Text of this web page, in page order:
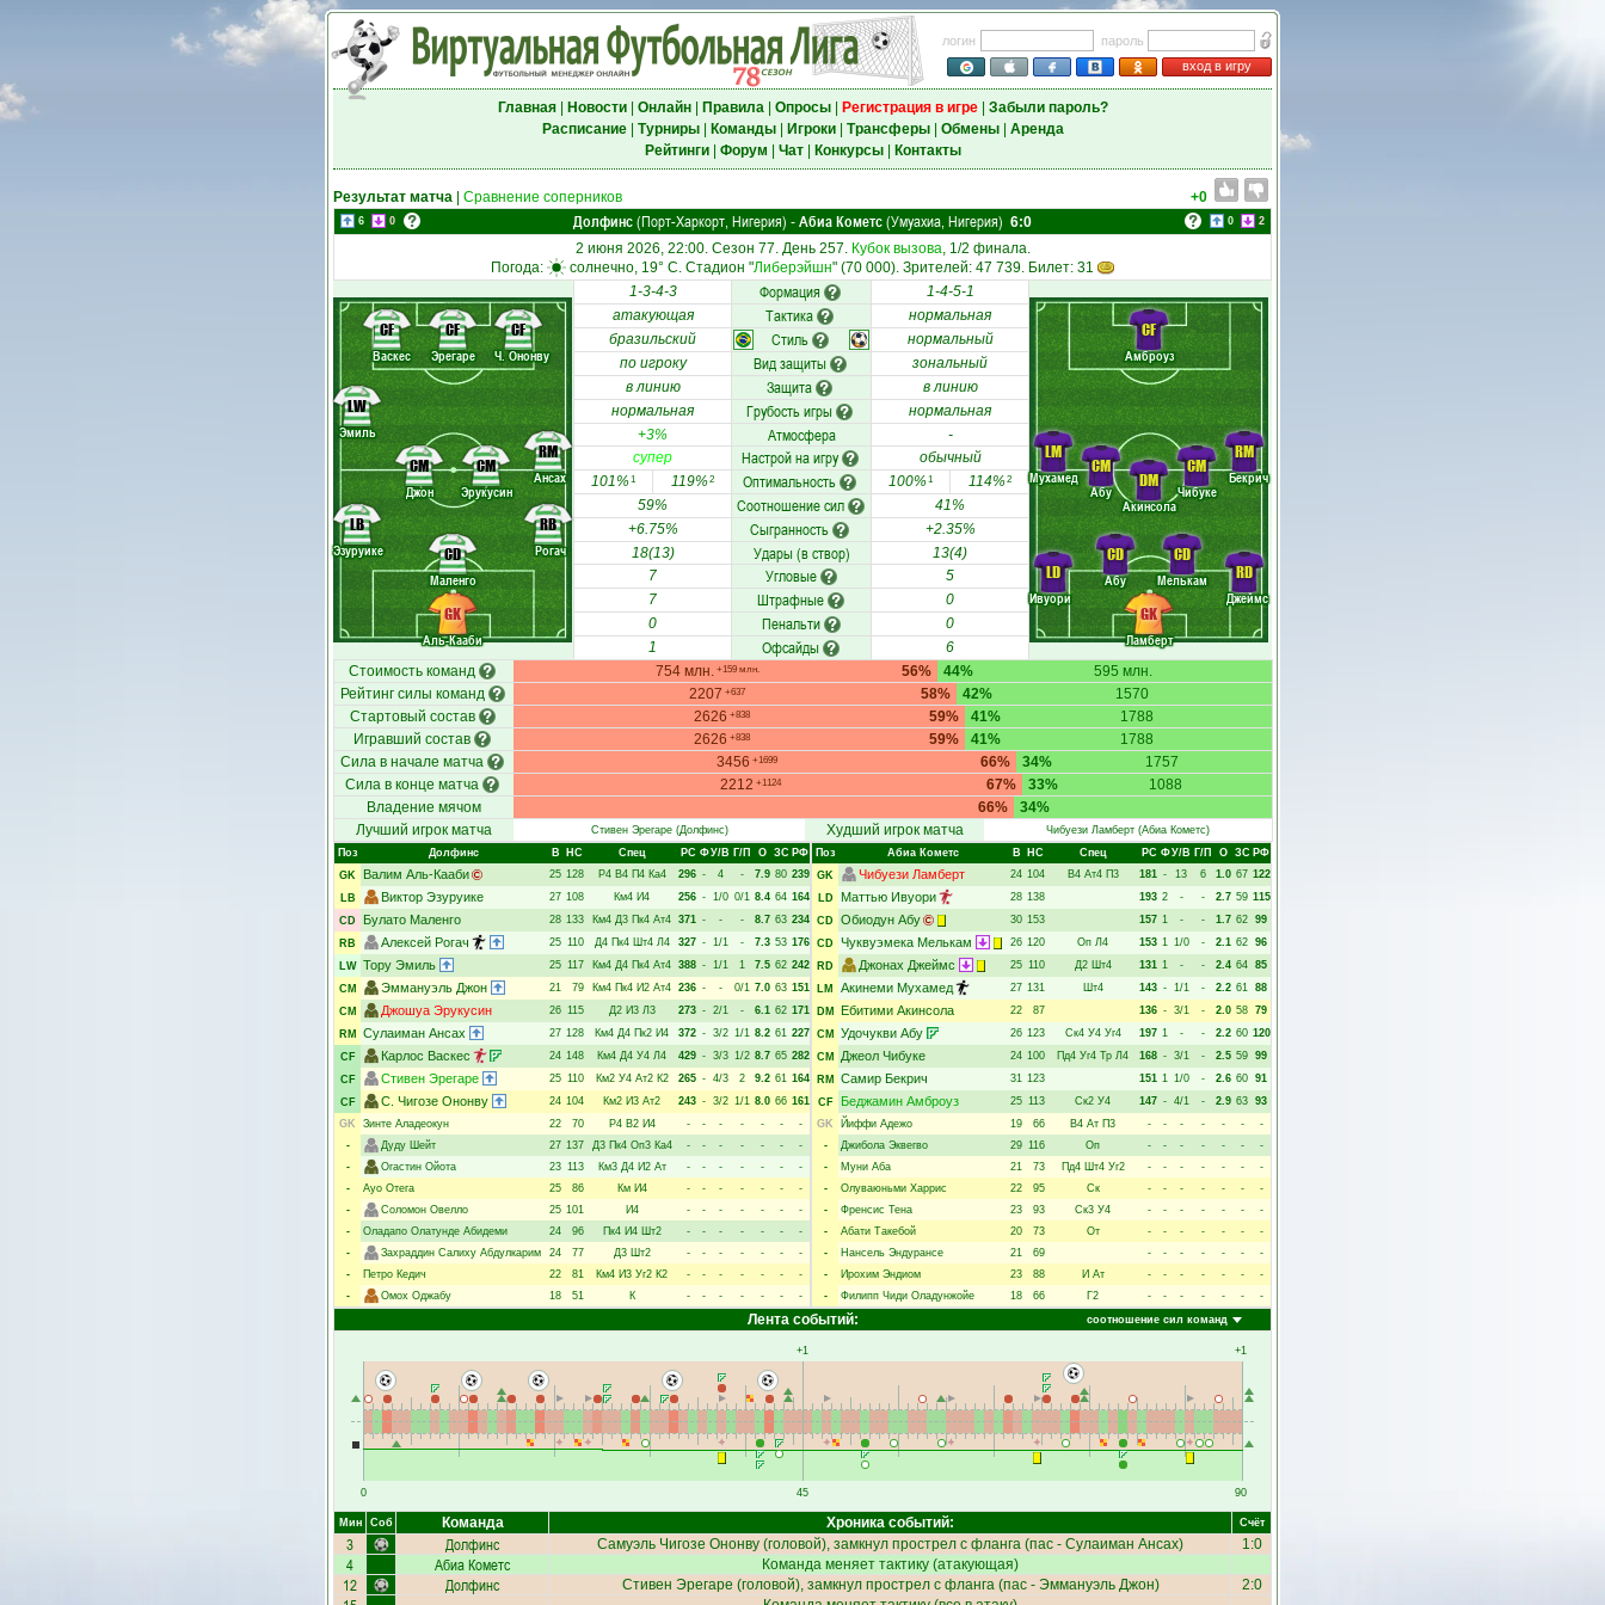
логин
пароль
вход в игру
Главная| Новости| Онлайн| Правила| Опросы| Регистрация в игре| Забыли пароль?
Расписание| Турниры| Команды| Игроки| Трансферы| Обмены| Аренда
Рейтинги| Форум Чат| Конкурсы| Контакты
Результат матча Сравнение соперников +0
6 0 Долфинс(Порт-Харкорт, Нигерия) - Абиа Кометс(Умуахиа, Нигерия) 6:0 0 2
2 июня 2026, 22:00. Сезон 77. День 257. Кубок вызова, 1/2 финала.
Погода:
солнечно, 19° C. Стадион "Либерэйшн" (70 000). Зрителей: 47 739. Билет: 31
Аль-Кааби
Эзуруике
Маленго
Рогач
Эмиль
Джон Эрукусин
Ансах
Васкес Эрегаре Ч. Ононву
GK
LB
CD
RB
LW
CM CM
RM
CF CF CF
1-3-4-3 Формация 1-4-5-1
Ламберт
Ивуори
Абу
Мелькам
Джеймс
Мухамед
Акинсола
Абу Чибуке
Бекрич
Амброуз
GK
LD
CD
CD
RD
LM
DM
CM CM
RM
CF
атакующая Тактика
нормальная
бразильский
Стиль
нормальный
по игроку
Вид защиты
зональный
в линию
Защита
в линию
нормальная
Грубость игры
нормальная
+3%
Атмосфера
-
супер
Настрой на игру
обычный
101%1 119%2 Оптимальность 100%1 114%2
59% Соотношение сил
41%
+6.75%
Сыгранность
+2.35%
18(13)
Удары (в створ)
13(4)
7
Угловые
5
7
Штрафные
0
0
Пенальти
0
1
Офсайды
6
Стоимость команд
754 млн. +159 млн. 56% 595 млн.
44%
Рейтинг силы команд
2207 +637 58% 1570
42%
Стартовый состав
2626 +838 59% 1788
41%
Игравший состав
2626 +838 59% 1788
41%
Сила в начале матча
3456 +1699 66% 1757
34%
Сила в конце матча
2212 +1124 67% 1088
33%
Владение мячом
66%
34%
Лучший игрок матча
Стивен Эрегаре(Долфинс) Худший игрок матча Чибуези Ламберт (Абиа Кометс)
Поз
Долфинс В НC Спец РC ФУ/В Г/П О ЗС РФ
GK
Валим Аль-Кааби 25 128 Р4 В4 П4 Ка4 296 - 4 - 7.9 80 239
LB
Виктор Эзуруике 27 108 Км4 И4 256 - 1/0 0/1 8.4 64 164
CD
Булато Маленго 28 133 Км4 Д3 Пк4 Ат4 371 - - - 8.7 63 234
RB
Алексей Рогач 25 110 Д4 Пк4 Шт4 Л4 327 - 1/1 - 7.3 53 176
LW Тору Эмиль 25 117 Км4 Д4 Пк4 Ат4 388 - 1/1 1 7.5 62 242
CM
Эммануэль Джон 21 79 Км4 Пк4 И2 Ат4 236 - - 0/1 7.0 63 151
CM
Джошуа Эрукусин 26 115 Д2 И3 Л3 273 - 2/1 - 6.1 62 171
RM
Сулаиман Ансах 27 128 Км4 Д4 Пк2 И4 372 - 3/2 1/1 8.2 61 227
CF
Карлос Васкес 24 148 Км4 Д4 У4 Л4 429 - 3/3 1/2 8.7 65 282
CF
Стивен Эрегаре 25 110 Км2 У4 Ат2 К2 265 - 4/3 2 9.2 61 164
CF
С. Чигозе Ононву 24 104 Км2 И3 Ат2 243 - 3/2 1/1 8.0 66 161
GK
Зинте Аладеокун 22 70 Р4 В2 И4 - - - - - -
-
-
Дуду Шейт 27 137 Д3 Пк4 Оп3 Ка4 - - - - - -
-
-
Огастин Ойота 23 113 Км3 Д4 И2 Ат - - - - - -
-
-
Ауо Отега 25 86 Км И4 - - - - - -
-
-
Соломон Овелло 25 101 И4 - - - - - -
-
-
Оладапо Олатунде Абидеми 24 96 Пк4 И4 Шт2 - - - - - -
-
-
Захраддин Салиху Абдулкарим 24 77 Д3 Шт2 - - - - - -
-
-
Петро Кедич 22 81 Км4 И3 Уг2 К2 - - - - - -
-
-
Омох Оджабу 18 51 К - - - - - - -
Поз Абиа Кометс В НC Спец РC ФУ/В Г/П О ЗС РФ
GK
Чибуези Ламберт 24 104 В4 Ат4 П3 181 - 13 6 1.0 67 122
LD
Маттью Ивуори 28 138 193 2 - - 2.7 59 115
CD Обиодун Абу 30 153 157 1 - - 1.7 62 99
CD Чуквуэмека Мелькам 26 120 Оп Л4 153 1 1/0 - 2.1 62 96
RD
Джонах Джеймс 25 110 Д2 Шт4 131 1 - - 2.4 64 85
LM
Акинеми Мухамед 27 131 Шт4 143 - 1/1 - 2.2 61 88
DM
Ебитими Акинсола 22 87 136 - 3/1 - 2.0 58 79
CM
Удочукви Абу 26 123 Ск4 У4 Уг4 197 1 - - 2.2 60 120
CM
Джеол Чибуке 24 100 Пд4 Уг4 Тр Л4 168 - 3/1 - 2.5 59 99
RM
Самир Бекрич 31 123 151 1 1/0 - 2.6 60 91
CF
Беджамин Амброуз 25 113 Ск2 У4 147 - 4/1 - 2.9 63 93
GK
Йиффи Адежо 19 66 В4 Ат П3 - - - - - -
-
-
Джибола Эквегво 29 116 Оп - - - - - -
-
-
Муни Аба 21 73 Пд4 Шт4 Уг2 - - - - - -
-
-
Олуваюньми Харрис 22 95 Ск - - - - - -
-
-
Френсис Тена 23 93 Ск3 У4 - - - - - -
-
-
Абати Такебой 20 73 От - - - - - -
-
-
Нансель Эндурансе 21 69 - - - - - -
-
-
Ирохим Эндиом 23 88 И Ат - - - - - -
-
-
Филипп Чиди Оладунжойе 18 66 Г2 - - - - - -
-
соотношение сил команд
Лента событий:
0
+1
45
+1
90
Мин Соб Команда Хроника событий: Счёт
3 Долфинс Самуэль Чигозе Ононву (головой), замкнул прострел с фланга (пас - Сулаиман Ансах) 1:0
4 Абиа Кометс Команда меняет тактику (атакующая)
12 Долфинс Стивен Эрегаре (головой), замкнул прострел с фланга (пас - Эммануэль Джон) 2:0